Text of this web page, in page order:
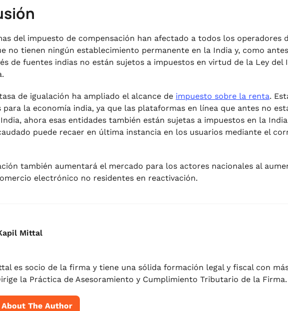
del impuesto de compensación han afectado a todos los operadores
no tienen ningún establecimiento permanente en la India y, como
de fuentes indias no están sujetos a impuestos en virtud de la Ley del
de igualación ha ampliado el alcance de impuesto sobre la renta.
para la economía india, ya que las plataformas en línea que antes no
ahora esas entidades también están sujetas a impuestos en la
puede recaer en última instancia en los usuarios mediante el
también aumentará el mercado para los actores nacionales al
electrónico no residentes en reactivación.
Mittal
es socio de la firma y tiene una sólida formación legal y fiscal con
la Práctica de Asesoramiento y Cumplimiento Tributario de la Firma.
The Author